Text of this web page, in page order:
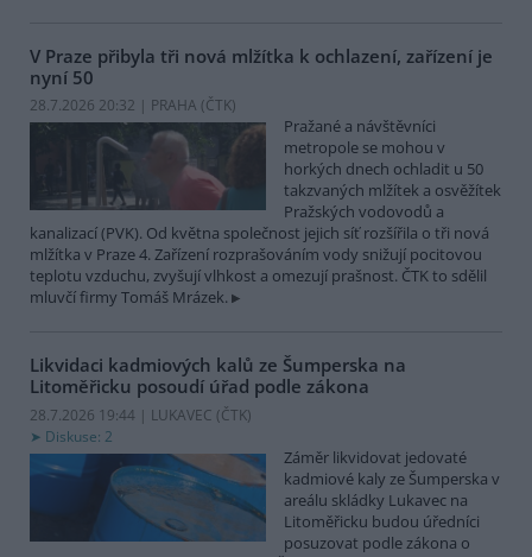
V Praze přibyla tři nová mlžítka k ochlazení, zařízení je
nyní 50
28.7.2026 20:32 | PRAHA (ČTK)
Pražané a návštěvníci
metropole se mohou v
horkých dnech ochladit u 50
takzvaných mlžítek a osvěžítek
Pražských vodovodů a
kanalizací (PVK). Od května společnost jejich síť rozšířila o tři nová
mlžítka v Praze 4. Zařízení rozprašováním vody snižují pocitovou
teplotu vzduchu, zvyšují vlhkost a omezují prašnost. ČTK to sdělil
mluvčí firmy Tomáš Mrázek.
Likvidaci kadmiových kalů ze Šumperska na
Litoměřicku posoudí úřad podle zákona
28.7.2026 19:44 | LUKAVEC (ČTK)
Diskuse: 2
Záměr likvidovat jedovaté
kadmiové kaly ze Šumperska v
areálu skládky Lukavec na
Litoměřicku budou úředníci
posuzovat podle zákona o